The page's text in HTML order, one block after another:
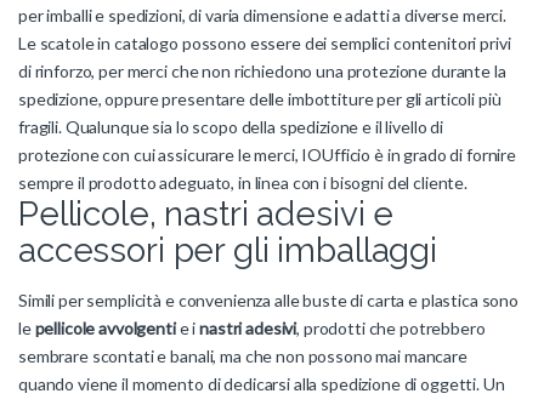
per imballi e spedizioni, di varia dimensione e adatti a diverse merci.
Le scatole in catalogo possono essere dei semplici contenitori privi
di rinforzo, per merci che non richiedono una protezione durante la
spedizione, oppure presentare delle imbottiture per gli articoli più
fragili. Qualunque sia lo scopo della spedizione e il livello di
protezione con cui assicurare le merci, IOUfficio è in grado di fornire
sempre il prodotto adeguato, in linea con i bisogni del cliente.
Pellicole, nastri adesivi e
accessori per gli imballaggi
Simili per semplicità e convenienza alle buste di carta e plastica sono
lepellicole avvolgentie inastri adesivi, prodotti che potrebbero
sembrare scontati e banali, ma che non possono mai mancare
quando viene il momento di dedicarsi alla spedizione di oggetti. Un